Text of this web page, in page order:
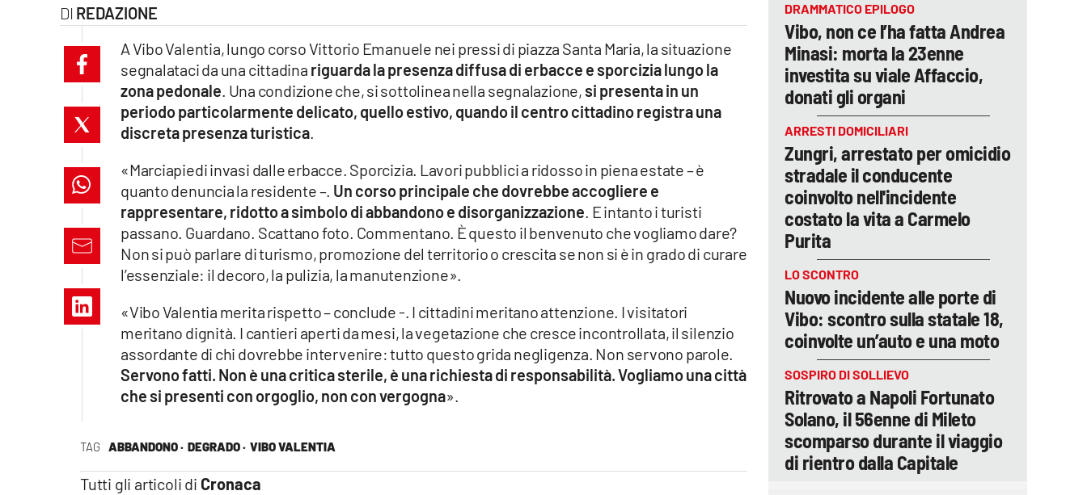
cosenzachannel.it
catanzarochannel.it
lacapitalenews.it
Vai
REDAZIONE
TAG ABBANDONO · DEGRADO · VIBO VALENTIA
Tutti gli articoli di Cronaca
A Vibo Valentia, lungo corso Vittorio Emanuele nei pressi di piazza Santa Maria, la situazione
segnalataci da una cittadina riguarda la presenza diffusa di erbacce e sporcizia lungo la
zona pedonale. Una condizione che, si sottolinea nella segnalazione, si presenta in un
periodo particolarmente delicato, quello estivo, quando il centro cittadino registra una
discreta presenza turistica.
«Marciapiedi invasi dalle erbacce. Sporcizia. Lavori pubblici a ridosso in piena estate – è
quanto denuncia la residente –. Un corso principale che dovrebbe accogliere e
rappresentare, ridotto a simbolo di abbandono e disorganizzazione. E intanto i turisti
passano. Guardano. Scattano foto. Commentano. È questo il benvenuto che vogliamo dare?
Non si può parlare di turismo, promozione del territorio o crescita se non si è in grado di curare
l’essenziale: il decoro, la pulizia, la manutenzione».
«Vibo Valentia merita rispetto – conclude -. I cittadini meritano attenzione. I visitatori
meritano dignità. I cantieri aperti da mesi, la vegetazione che cresce incontrollata, il silenzio
assordante di chi dovrebbe intervenire: tutto questo grida negligenza. Non servono parole.
Servono fatti. Non è una critica sterile, è una richiesta di responsabilità. Vogliamo una città
che si presenti con orgoglio, non con vergogna».
DRAMMATICO EPILOGO
Vibo, non ce l’ha fatta Andrea
Minasi: morta la 23enne
investita su viale Affaccio,
donati gli organi
ARRESTI DOMICILIARI
Zungri, arrestato per omicidio
stradale il conducente
coinvolto nell'incidente
costato la vita a Carmelo
Purita
LO SCONTRO
Nuovo incidente alle porte di
Vibo: scontro sulla statale 18,
coinvolte un’auto e una moto
SOSPIRO DI SOLLIEVO
Ritrovato a Napoli Fortunato
Solano, il 56enne di Mileto
scomparso durante il viaggio
di rientro dalla Capitale